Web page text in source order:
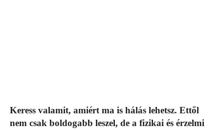
Keress valamit, amiért ma is hálás lehetsz. Ettől
nem csak boldogabb leszel, de a fizikai és érzelmi